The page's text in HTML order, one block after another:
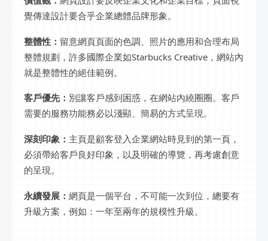
覺傳達設計要合乎企業總體品牌形象。
整體性： 留意網頁頁面的色調、照片的應用和合理布局
整體規劃，許多國際企業如Starbucks Creative，網站內
就是整體性的絕佳範例。
客戶優先： 別讓客戶感到困惑，在網站內繞圈圈。客戶
需要的服務功能務必以淺顯、簡易的方式呈現。
深刻印象： 主頁是顧客登入企業網站時見到的第一頁，
必須帶給客戶良好印象，以及明確的導覽，再考慮創意
的呈現。
永續發展： 網頁是一個平台，不可能一次到位，總要有
升級方案，例如：一年至兩年的規模性升級。